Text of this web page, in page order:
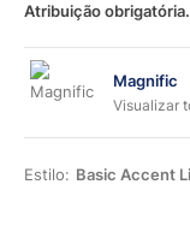
Atribuição obrigatória.
Magnific
Visualizar
Estilo: Basic Accent